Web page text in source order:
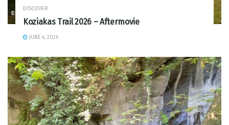
DISCOVER
Koziakas Trail 2026 – Aftermovie
JUNE 4, 2026